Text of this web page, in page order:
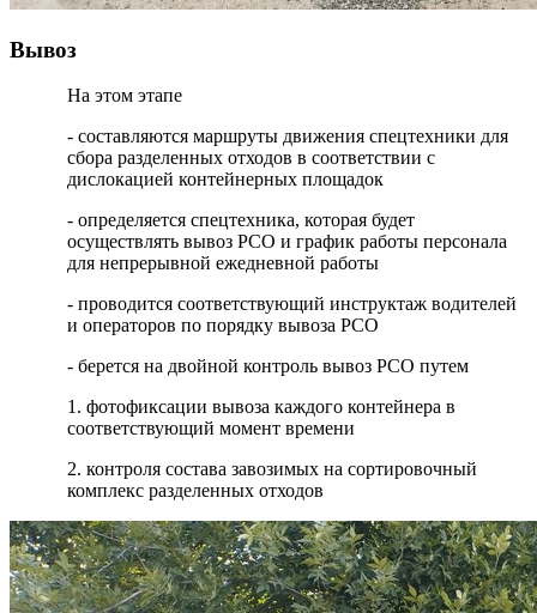
Вывоз
На этом этапе
- составляются маршруты движения спецтехники для
сбора разделенных отходов в соответствии с
дислокацией контейнерных площадок
- определяется спецтехника, которая будет
осуществлять вывоз РСО и график работы персонала
для непрерывной ежедневной работы
- проводится соответствующий инструктаж водителей
и операторов по порядку вывоза РСО
- берется на двойной контроль вывоз РСО путем
1. фотофиксации вывоза каждого контейнера в
соответствующий момент времени
2. контроля состава завозимых на сортировочный
комплекс разделенных отходов